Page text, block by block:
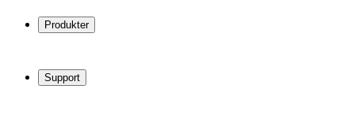
Produkter
Vinreoler
Vinmøbler
Support